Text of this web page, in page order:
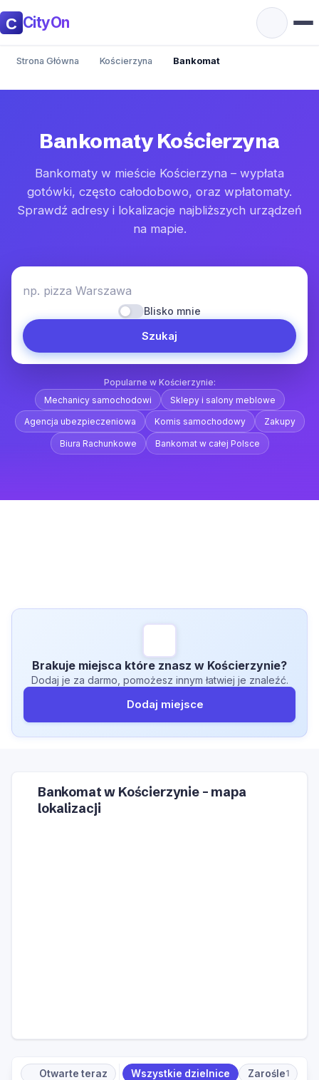
CityOn
Strona Główna Kościerzyna Bankomat
Bankomaty Kościerzyna
Bankomaty w mieście Kościerzyna – wypłata
gotówki, często całodobowo, oraz wpłatomaty.
Sprawdź adresy i lokalizacje najbliższych urządzeń
na mapie.
np. pizza Warszawa
Blisko mnie
Szukaj
Popularne w Kościerzynie:
Mechanicy samochodowi
Sklepy i salony meblowe
Agencja ubezpieczeniowa Komis samochodowy Zakupy
Biura Rachunkowe Bankomat w całej Polsce
Brakuje miejsca które znasz w Kościerzynie?
Dodaj je za darmo, pomożesz innym łatwiej je znaleźć.
Dodaj miejsce
Otwarte teraz Wszystkie dzielnice Zarośle1
Bankomat w Kościerzynie – mapa
lokalizacji